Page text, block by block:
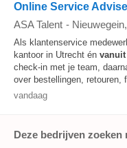
Online Service
ASA Talent - Nieuwegein
Als klantenservice
kantoor in Utrecht én
check-in met je team,
over bestellingen, retouren,
vandaag
Deze bedrijven